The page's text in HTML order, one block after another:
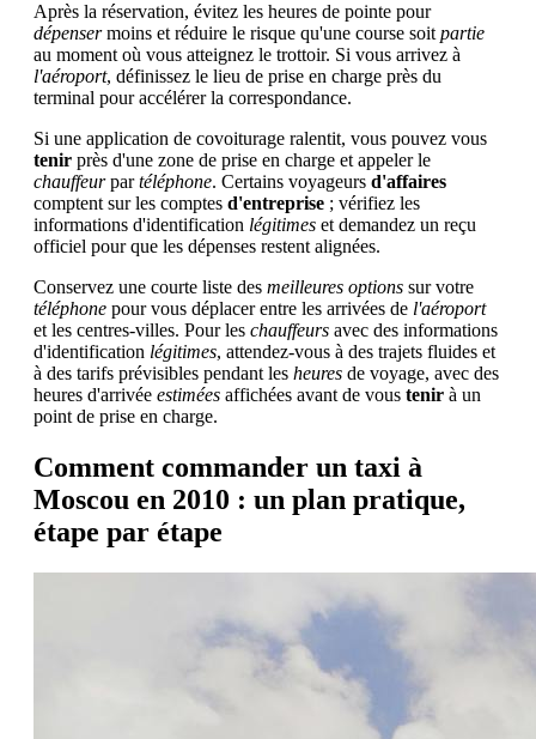
Après la réservation, évitez les heures de pointe pour
dépensermoins et réduire le risque qu'une course soit partie
au moment où vous atteignez le trottoir. Si vous arrivez à
l'aéroport, définissez le lieu de prise en charge près du
terminal pour accélérer la correspondance.
Si une application de covoiturage ralentit, vous pouvez vous
tenir près d'une zone de prise en charge et appeler le
chauffeurpartéléphone. Certains voyageurs d'affaires
comptent sur les comptes d'entreprise ; vérifiez les
informations d'identification légitimes et demandez un reçu
officiel pour que les dépenses restent alignées.
Conservez une courte liste des meilleures options sur votre
téléphone pour vous déplacer entre les arrivées de l'aéroport
et les centres-villes. Pour les chauffeurs avec des informations
d'identification légitimes, attendez-vous à des trajets fluides et
à des tarifs prévisibles pendant les heures de voyage, avec des
heures d'arrivée estimées affichées avant de vous tenir à un
point de prise en charge.
Comment commander un taxi à
Moscou en 2010 : un plan pratique,
étape par étape